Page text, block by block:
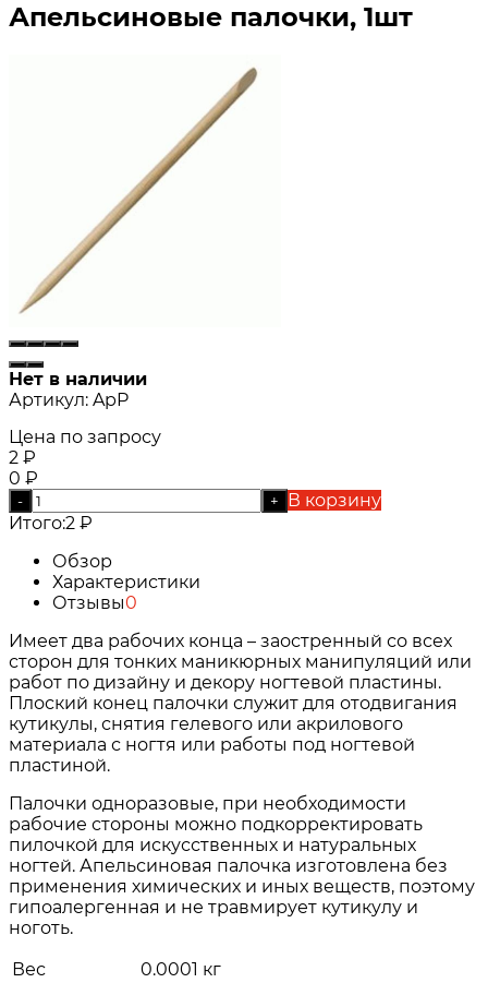
Апельсиновые палочки, 1шт
Нет в наличии
Артикул: ApP
Цена по запросу
2 ₽
0 ₽
- +
В корзину
Итого:2 ₽
Обзор
Характеристики
Отзывы0
Имеет два рабочих конца – заостренный со всех
сторон для тонких маникюрных манипуляций или
работ по дизайну и декору ногтевой пластины.
Плоский конец палочки служит для отодвигания
кутикулы, снятия гелевого или акрилового
материала с ногтя или работы под ногтевой
пластиной.
Палочки одноразовые, при необходимости
рабочие стороны можно подкорректировать
пилочкой для искусственных и натуральных
ногтей. Апельсиновая палочка изготовлена без
применения химических и иных веществ, поэтому
гипоалергенная и не травмирует кутикулу и
ноготь.
Вес
0.0001 кг